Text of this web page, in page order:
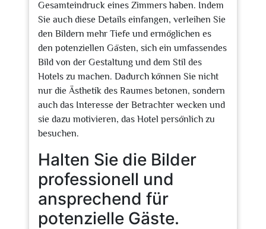
Gesamteindruck eines Zimmers haben. Indem
Sie auch diese Details einfangen, verleihen Sie
den Bildern mehr Tiefe und ermöglichen es
den potenziellen Gästen, sich ein umfassendes
Bild von der Gestaltung und dem Stil des
Hotels zu machen. Dadurch können Sie nicht
nur die Ästhetik des Raumes betonen, sondern
auch das Interesse der Betrachter wecken und
sie dazu motivieren, das Hotel persönlich zu
besuchen.
Halten Sie die Bilder
professionell und
ansprechend für
potenzielle Gäste.